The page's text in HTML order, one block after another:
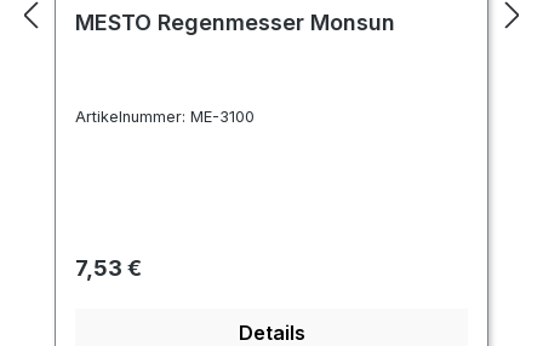
MESTO Regenmesser Monsun
Artikelnummer: ME-3100
Regulärer Preis:
7,53 €
Details